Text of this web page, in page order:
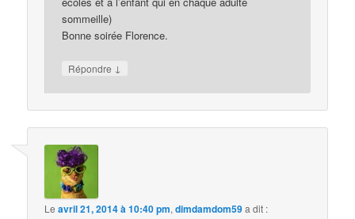
sommeille)
Bonne soirée Florence.
Répondre ↓
Leavril 21, 2014 à 10:40 pm,dimdamdom59a dit :